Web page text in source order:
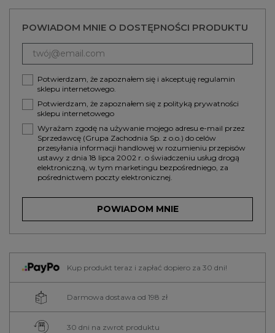
POWIADOM MNIE O DOSTĘPNOŚCI PRODUKTU
Potwierdzam, że zapoznałem się i akceptuję regulamin
sklepu internetowego.
Potwierdzam, że zapoznałem się z polityką prywatności
sklepu internetowego
Wyrażam zgodę na używanie mojego adresu e-mail przez
Sprzedawcę (Grupa Zachodnia Sp. z o.o.) do celów
przesyłania informacji handlowej w rozumieniu przepisów
ustawy z dnia 18 lipca 2002 r. o świadczeniu usług drogą
elektroniczną, w tym marketingu bezpośredniego, za
pośrednictwem poczty elektronicznej.
POWIADOM MNIE
Kup produkt teraz i zapłać dopiero za 30 dni!
Darmowa dostawa od 198 zł
30 dni na zwrot produktu